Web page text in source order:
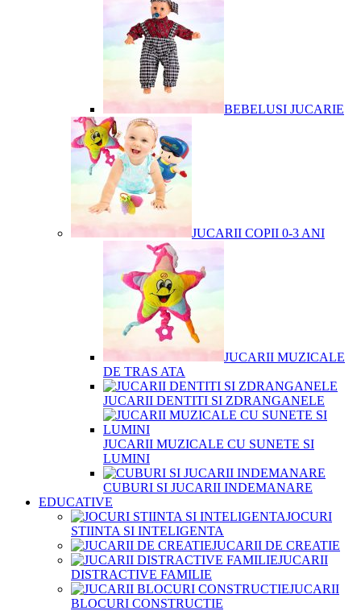
BEBELUSI JUCARIE
JUCARII COPII 0-3 ANI
JUCARII MUZICALE
DE TRAS ATA
JUCARII DENTITI SI ZDRANGANELE
JUCARII MUZICALE CU SUNETE SI
LUMINI
CUBURI SI JUCARII INDEMANARE
EDUCATIVE
JOCURI
STIINTA SI INTELIGENTA
JUCARII DE CREATIE
JUCARII
DISTRACTIVE FAMILIE
JUCARII
BLOCURI CONSTRUCTIE